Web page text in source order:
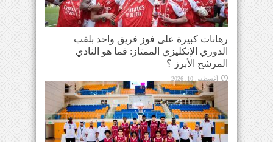
رهانات كبيرة على فوز فريق واحد بلقب
الدوري الإنكليزي الممتاز: فما هو النادي
المرشح الأبرز ؟
أغسطس 10, 2026